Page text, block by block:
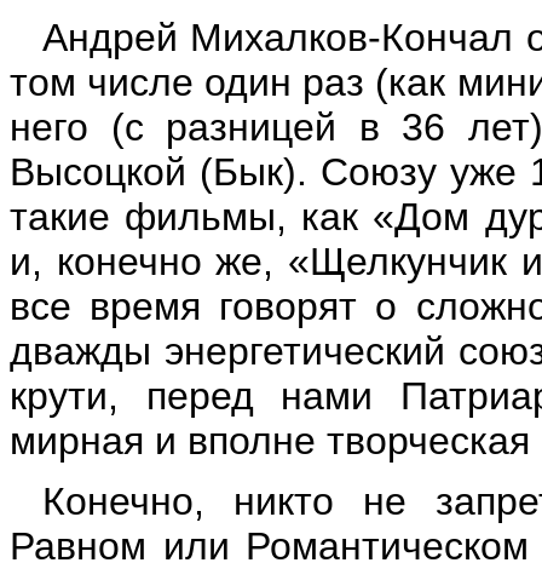
Андрей Михалков-Кончал
том числе один раз (как
него (с разницей в 36
Высоцкой (Бык). Союзу уже
такие фильмы, как «Дом
и, конечно же, «Щелкунчик
все время говорят о
дважды энергетический
крути, перед нами
мирная и вполне творческая
Конечно, никто не
Равном или